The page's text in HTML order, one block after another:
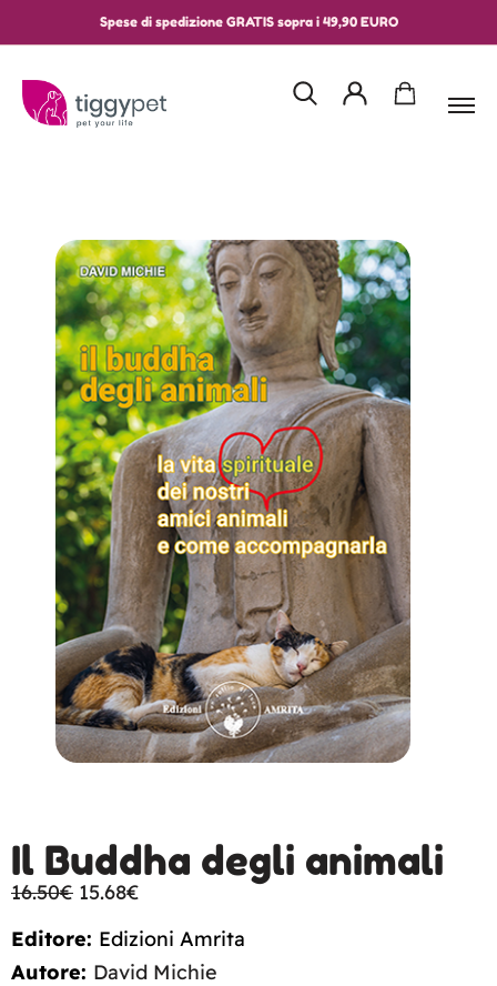
Spese di spedizione GRATIS sopra i 49,90 EURO
Il Buddha degli animali
16.50€ 15.68€
Editore: Edizioni Amrita
Autore: David Michie